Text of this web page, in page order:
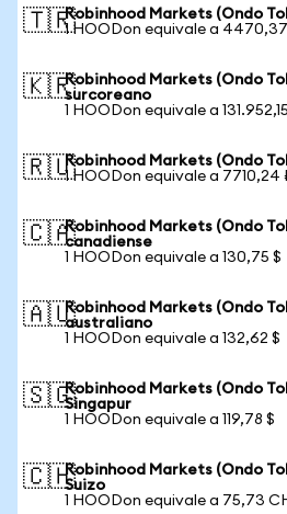
🇹🇷Robinhood Markets (Ondo
1 HOODon equivale a
🇰🇷Robinhood Markets (Ondo
surcoreano
1 HOODon equivale a
🇷🇺Robinhood Markets (Ondo
1 HOODon equivale a 7710,24
🇨🇦Robinhood Markets (Ondo
canadiense
1 HOODon equivale a 130,75 $
🇦🇺Robinhood Markets (Ondo
australiano
1 HOODon equivale a 132,62 $
🇸🇬Robinhood Markets (Ondo
Singapur
1 HOODon equivale a 119,78 $
🇨🇭Robinhood Markets (Ondo
Suizo
1 HOODon equivale a 75,73